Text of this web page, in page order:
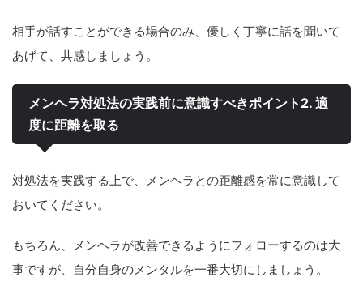
相手が話すことができる場合のみ、優しく丁寧に話を聞いて
あげて、共感しましょう。
メンヘラ対処法の実践前に意識すべきポイント2. 適
度に距離を取る
対処法を実践する上で、メンヘラとの距離感を常に意識して
おいてください。
もちろん、メンヘラが改善できるようにフォローするのは大
事ですが、自分自身のメンタルを一番大切にしましょう。